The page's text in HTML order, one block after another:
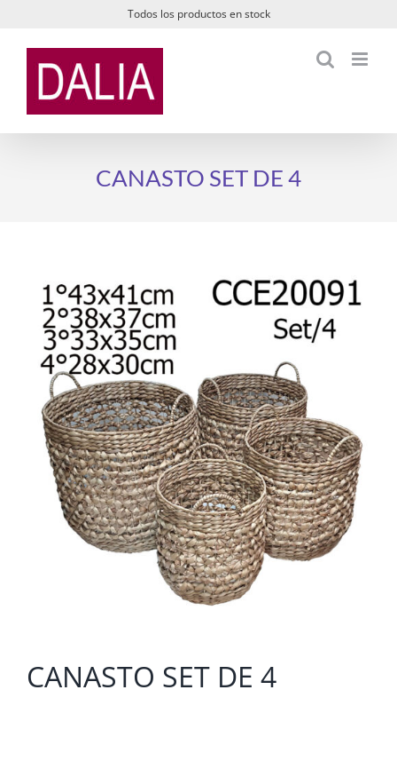
contenido
Todos los productos en stock
CANASTO SET DE 4
CANASTO SET DE 4